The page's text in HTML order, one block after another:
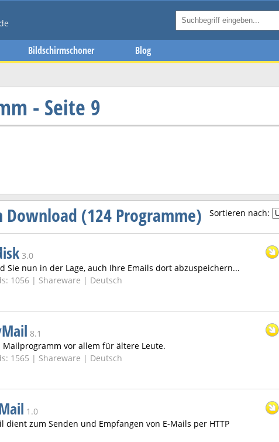
Bildschirmschoner Blog
- Seite 9
Download (124 Programme) Sortieren nach:
3.0
Sie nun in der Lage, auch Ihre Emails dort abzuspeichern...
1056 | Shareware | Deutsch
8.1
Mailprogramm vor allem für ältere Leute.
1565 | Shareware | Deutsch
1.0
dient zum Senden und Empfangen von E-Mails per HTTP